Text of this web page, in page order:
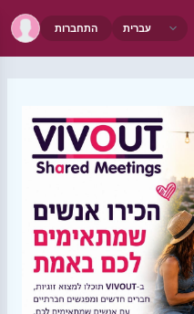
התחברות